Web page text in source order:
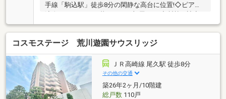
手線「駒込駅」徒歩8分の閑静な高台に位置!◇ピアノ
演奏OK・ペットと暮らせるお部屋です!◇断熱・遮音
性に優れたインプラス(二重窓)仕様!◇徒歩3分の位置
にマルエツプチがあり買物便利!◇新規フルリノベーシ
ョンの心地よい住まいです!～～～～～～～～～～～～
～～～～～～～～～～◆頭金0円から購入可!長期低金
利50年ローン!◆提携銀行多数、住宅ローンご相談下さ
い!◆車でまとめてご案内!自宅まで送迎も可!◆年中無
休!即日対応させていただきます!◆5000円QUOプレゼ
ントキャンペーン♪◆フジテレビ等でCM放映♪
コスモステージ 荒川遊園サウスリッジ
ＪＲ高崎線 尾久駅 徒歩8分
その他の交通
築26年2ヶ月/10階建
総戸数110戸